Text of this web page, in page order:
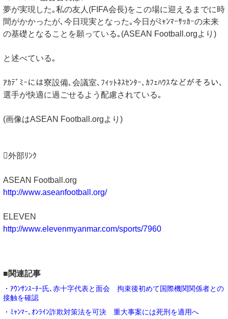
夢が実現した｡私の友人(FIFA会長)をこの場に迎えるまでに時
間がかかったが､今日現実となった｡今日がﾐｬﾝﾏｰｻｯｶｰの未来
の基礎となることを願っている｡(ASEAN Football.orgより)
と述べている｡
ｱｶﾃﾞﾐｰには寮設備､会議室､ﾌｨｯﾄﾈｽｾﾝﾀｰ､ｶﾌｪﾊｳｽなどがそろい､
選手が快適に過ごせるよう配慮されている｡
(画像はASEAN Football.orgより)
外部ﾘﾝｸ
ASEAN Football.org
http://www.aseanfootball.org/
ELEVEN
http://www.elevenmyanmar.com/sports/7960
■関連記事
・ｱｳﾝｻﾝｽｰﾁｰ氏､赤十字代表と面会 拘束後初めて国際機関関係者との
接触を確認
・ﾐｬﾝﾏｰ､ｵﾝﾗｲﾝ詐欺対策法を可決 重大事案には死刑を適用へ